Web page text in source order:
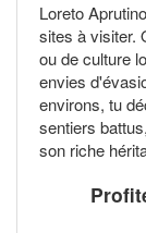
Loreto
sites à visiter.
ou de culture
envies
environs, tu
sentiers
son riche